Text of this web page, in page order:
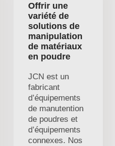
Offrir une
variété de
solutions de
manipulation
de matériaux
en poudre
JCN est un
fabricant
d’équipements
de manutention
de poudres et
d’équipements
connexes. Nos